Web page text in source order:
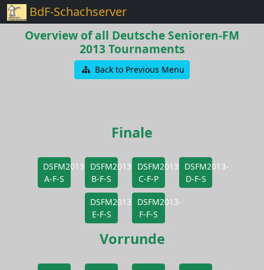
BdF-Schachserver
Overview of all Deutsche Senioren-FM
2013 Tournaments
Back to Previous Menu
Finale
DSFM2013-
A-F-S
DSFM2013-
B-F-S
DSFM2013-
C-F-P
DSFM2013-
D-F-S
DSFM2013-
E-F-S
DSFM2013-
F-F-S
Vorrunde